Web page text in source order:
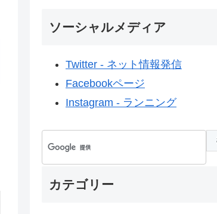
ソーシャルメディア
Twitter - ネット情報発信
Facebookページ
Instagram - ランニング
カテゴリー